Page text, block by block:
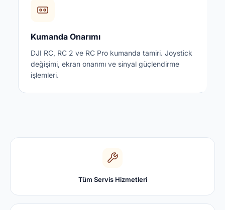
Kumanda Onarımı
DJI RC, RC 2 ve RC Pro kumanda tamiri. Joystick
değişimi, ekran onarımı ve sinyal güçlendirme
işlemleri.
Tüm Servis Hizmetleri